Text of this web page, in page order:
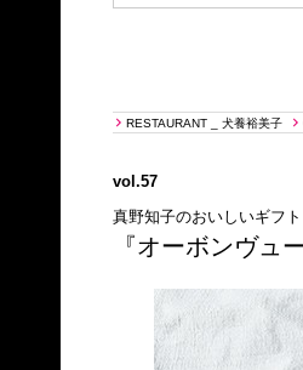
RESTAURANT _ 犬養裕美子
vol.57
真野知子のおいしいギフト
『オーボンヴュ